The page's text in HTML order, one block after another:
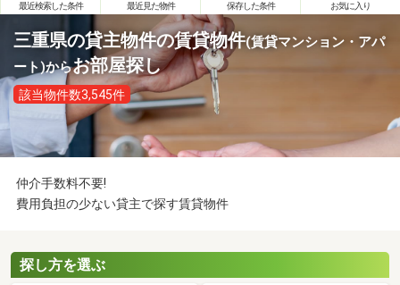
最近検索した条件 最近見た物件 保存した条件 お気に入り
三重県の貸主物件の賃貸物件(賃貸マンション・アパ
ート)からお部屋探し
該当物件数3,545件
仲介手数料不要!
費用負担の少ない貸主で探す賃貸物件
探し方を選ぶ